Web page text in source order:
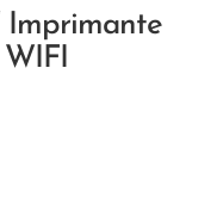
Imprimante
WIFI